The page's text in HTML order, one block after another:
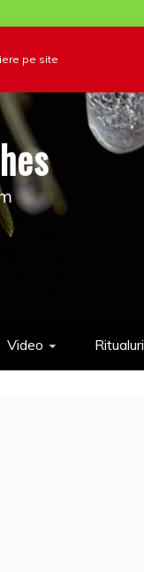
pe site
Video Ritualuri